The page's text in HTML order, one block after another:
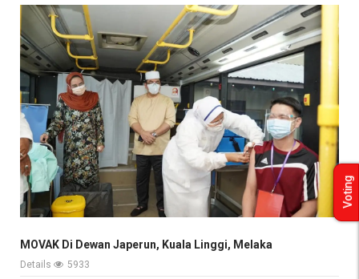
MOVAK Di Dewan Japerun, Kuala Linggi, Melaka
Details 5933
Voting